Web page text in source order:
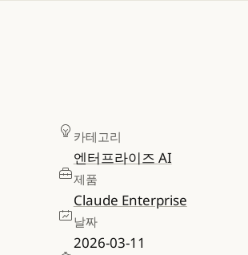
카테고리
엔터프라이즈 AI
제품
Claude Enterprise
날짜
2026-03-11